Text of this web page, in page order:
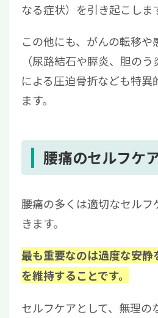
なる症状）を引き起こしま
この他にも、がんの転移や
（尿路結石や膵炎、胆の
による圧迫骨折なども特異
ます。
腰痛のセルフケ
腰痛の多くは適切なセル
きます。
最も重要なのは過度な安静
を維持することです。
セルフケアとして、無理の